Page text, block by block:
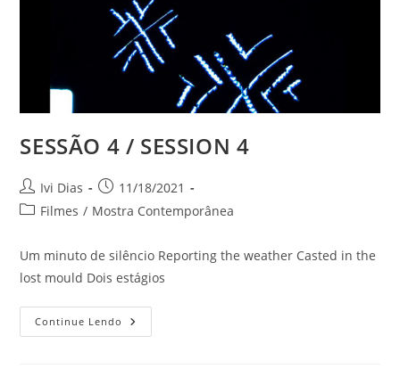
SESSÃO 4 / SESSION 4
Autor
do
Ivi Dias
Post
publicado:
11/18/2021
Categoria
post:
Filmes / Mostra Contemporânea
Um minuto de silêncio Reporting the weather Casted in the
lost mould Dois estágios
Continue Lendo SESSÃO
4